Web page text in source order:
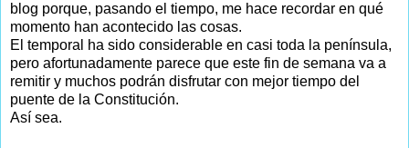
blog porque, pasando el tiempo, me hace recordar en qué
momento han acontecido las cosas.
El temporal ha sido considerable en casi toda la península,
pero afortunadamente parece que este fin de semana va a
remitir y muchos podrán disfrutar con mejor tiempo del
puente de la Constitución.
Así sea.